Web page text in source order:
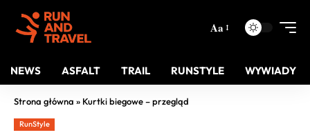
Aa
NEWS ASFALT TRAIL RUNSTYLE WYWIADY
Strona główna » Kurtki biegowe – przegląd
RunStyle